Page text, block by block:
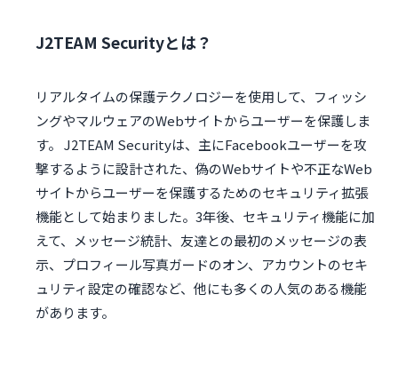
J2TEAM Securityとは？
リアルタイムの保護テクノロジーを使用して、フィッシ
ングやマルウェアのWebサイトからユーザーを保護しま
す。 J2TEAM Securityは、主にFacebookユーザーを攻
撃するように設計された、偽のWebサイトや不正なWeb
サイトからユーザーを保護するためのセキュリティ拡張
機能として始まりました。3年後、セキュリティ機能に加
えて、メッセージ統計、友達との最初のメッセージの表
示、プロフィール写真ガードのオン、アカウントのセキ
ュリティ設定の確認など、他にも多くの人気のある機能
があります。